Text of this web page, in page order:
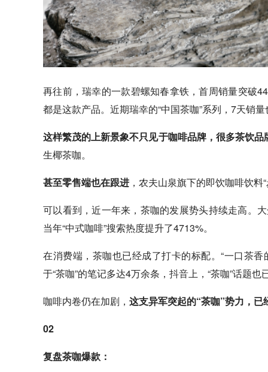
再往前，瑞幸的一款碧螺知春拿铁，首周销量突破
都是这款产品。近期瑞幸的“中国茶咖”系列，7天销
这样繁茂的上新景象不只见于咖啡品牌，很多茶饮
生椰茶咖。
甚至零售端也在跟进 ，农夫山泉旗下的即饮咖啡饮
可以看到，近一年来，茶咖的发展势头持续走高。
当年“中式咖啡”搜索热度提升了4713%。
在消费端，茶咖也已经成了打卡的标配。“一口茶
于“茶咖”的笔记多达4万余条， 抖音上，“茶咖”话题
咖啡内卷仍在加剧， 这支异军突起的“茶咖”势力，已
02
复盘茶咖爆款：